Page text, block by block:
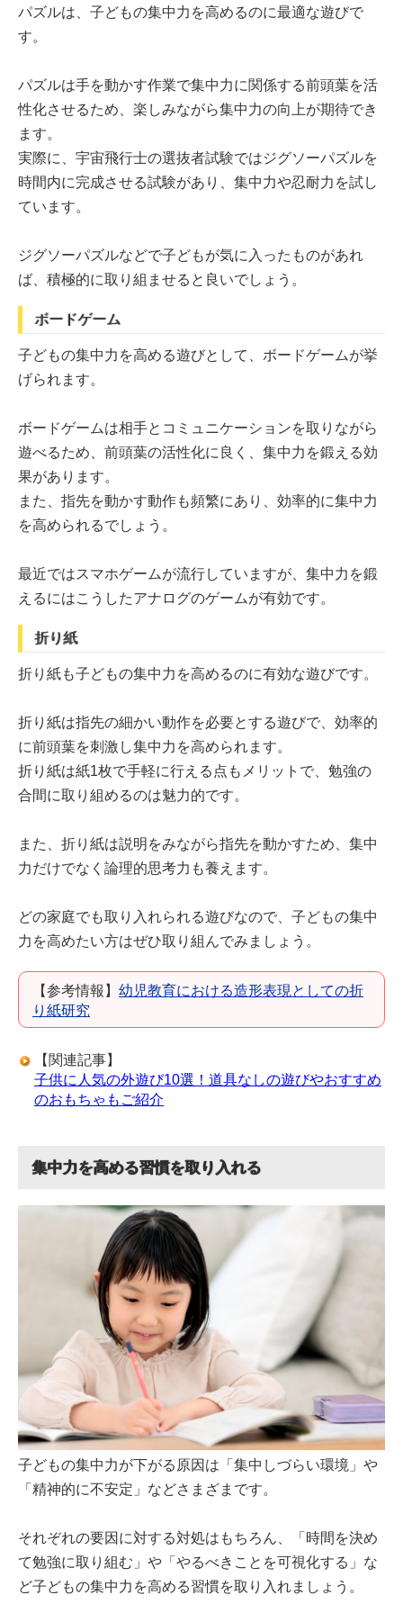
パズルは、子どもの集中力を高めるのに最適な遊びで
す。
パズルは手を動かす作業で集中力に関係する前頭葉を活
性化させるため、楽しみながら集中力の向上が期待でき
ます。
実際に、宇宙飛行士の選抜者試験ではジグソーパズルを
時間内に完成させる試験があり、集中力や忍耐力を試し
ています。
ジグソーパズルなどで子どもが気に入ったものがあれ
ば、積極的に取り組ませると良いでしょう。
ボードゲーム
子どもの集中力を高める遊びとして、ボードゲームが挙
げられます。
ボードゲームは相手とコミュニケーションを取りながら
遊べるため、前頭葉の活性化に良く、集中力を鍛える効
果があります。
また、指先を動かす動作も頻繁にあり、効率的に集中力
を高められるでしょう。
最近ではスマホゲームが流行していますが、集中力を鍛
えるにはこうしたアナログのゲームが有効です。
折り紙
折り紙も子どもの集中力を高めるのに有効な遊びです。
折り紙は指先の細かい動作を必要とする遊びで、効率的
に前頭葉を刺激し集中力を高められます。
折り紙は紙1枚で手軽に行える点もメリットで、勉強の
合間に取り組めるのは魅力的です。
また、折り紙は説明をみながら指先を動かすため、集中
力だけでなく論理的思考力も養えます。
どの家庭でも取り入れられる遊びなので、子どもの集中
力を高めたい方はぜひ取り組んでみましょう。
【参考情報】 幼児教育における造形表現としての折
り紙研究
【関連記事】
子供に人気の外遊び10選！道具なしの遊びやおすすめ
のおもちゃもご紹介
集中力を高める習慣を取り入れる
子どもの集中力が下がる原因は「集中しづらい環境」や
「精神的に不安定」などさまざまです。
それぞれの要因に対する対処はもちろん、「時間を決め
て勉強に取り組む」や「やるべきことを可視化する」な
ど子どもの集中力を高める習慣を取り入れましょう。